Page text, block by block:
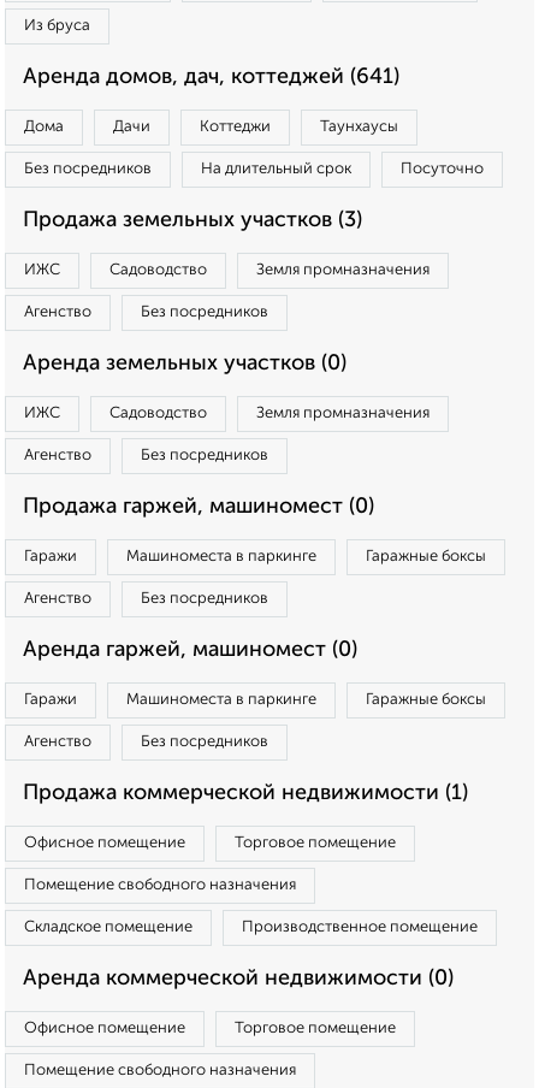
Из бруса
Аренда домов, дач, коттеджей (641)
Дома Дачи Коттеджи Таунхаусы
Без посредников На длительный срок Посуточно
Продажа земельных участков (3)
ИЖС Садоводство Земля промназначения
Агенство Без посредников
Аренда земельных участков (0)
ИЖС Садоводство Земля промназначения
Агенство Без посредников
Продажа гаржей, машиномест (0)
Гаражи Машиноместа в паркинге Гаражные боксы
Агенство Без посредников
Аренда гаржей, машиномест (0)
Гаражи Машиноместа в паркинге Гаражные боксы
Агенство Без посредников
Продажа коммерческой недвижимости (1)
Офисное помещение Торговое помещение
Помещение свободного назначения
Складское помещение Производственное помещение
Аренда коммерческой недвижимости (0)
Офисное помещение Торговое помещение
Помещение свободного назначения